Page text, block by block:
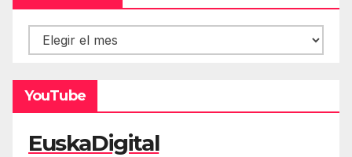
Hemeroteca
YouTube
EuskaDigital